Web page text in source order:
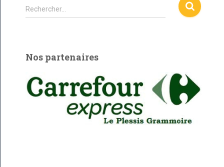
R
e
r
h
e
Rechercher…
Nos partenaires